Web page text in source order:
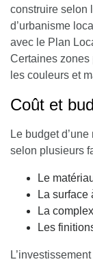
construire selon
d’urbanisme
avec le Plan
Certaines zones
les couleurs et
Coût et
Le budget
selon plusieurs
Le
La surface
La
Les